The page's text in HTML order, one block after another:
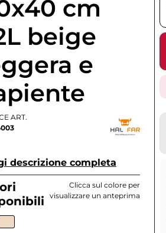
cm
beige
e
ART.
descrizione completa
Clicca sul colore per
visualizzare un anteprima